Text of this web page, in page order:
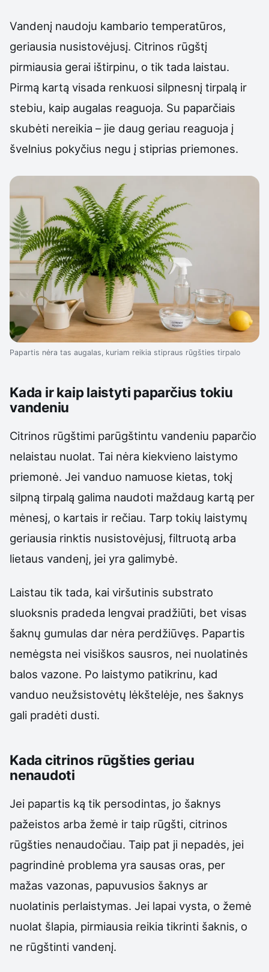
Vandenį naudoju kambario temperatūros,
geriausia nusistovėjusį. Citrinos rūgštį
pirmiausia gerai ištirpinu, o tik tada laistau.
Pirmą kartą visada renkuosi silpnesnį tirpalą ir
stebiu, kaip augalas reaguoja. Su paparčiais
skubėti nereikia – jie daug geriau reaguoja į
švelnius pokyčius negu į stiprias priemones.
Papartis nėra tas augalas, kuriam reikia stipraus rūgšties tirpalo
Kada ir kaip laistyti paparčius tokiu
vandeniu
Citrinos rūgštimi parūgštintu vandeniu paparčio
nelaistau nuolat. Tai nėra kiekvieno laistymo
priemonė. Jei vanduo namuose kietas, tokį
silpną tirpalą galima naudoti maždaug kartą per
mėnesį, o kartais ir rečiau. Tarp tokių laistymų
geriausia rinktis nusistovėjusį, filtruotą arba
lietaus vandenį, jei yra galimybė.
Laistau tik tada, kai viršutinis substrato
sluoksnis pradeda lengvai pradžiūti, bet visas
šaknų gumulas dar nėra perdžiūvęs. Papartis
nemėgsta nei visiškos sausros, nei nuolatinės
balos vazone. Po laistymo patikrinu, kad
vanduo neužsistovėtų lėkštelėje, nes šaknys
gali pradėti dusti.
Kada citrinos rūgšties geriau
nenaudoti
Jei papartis ką tik persodintas, jo šaknys
pažeistos arba žemė ir taip rūgšti, citrinos
rūgšties nenaudočiau. Taip pat ji nepadės, jei
pagrindinė problema yra sausas oras, per
mažas vazonas, papuvusios šaknys ar
nuolatinis perlaistymas. Jei lapai vysta, o žemė
nuolat šlapia, pirmiausia reikia tikrinti šaknis, o
ne rūgštinti vandenį.